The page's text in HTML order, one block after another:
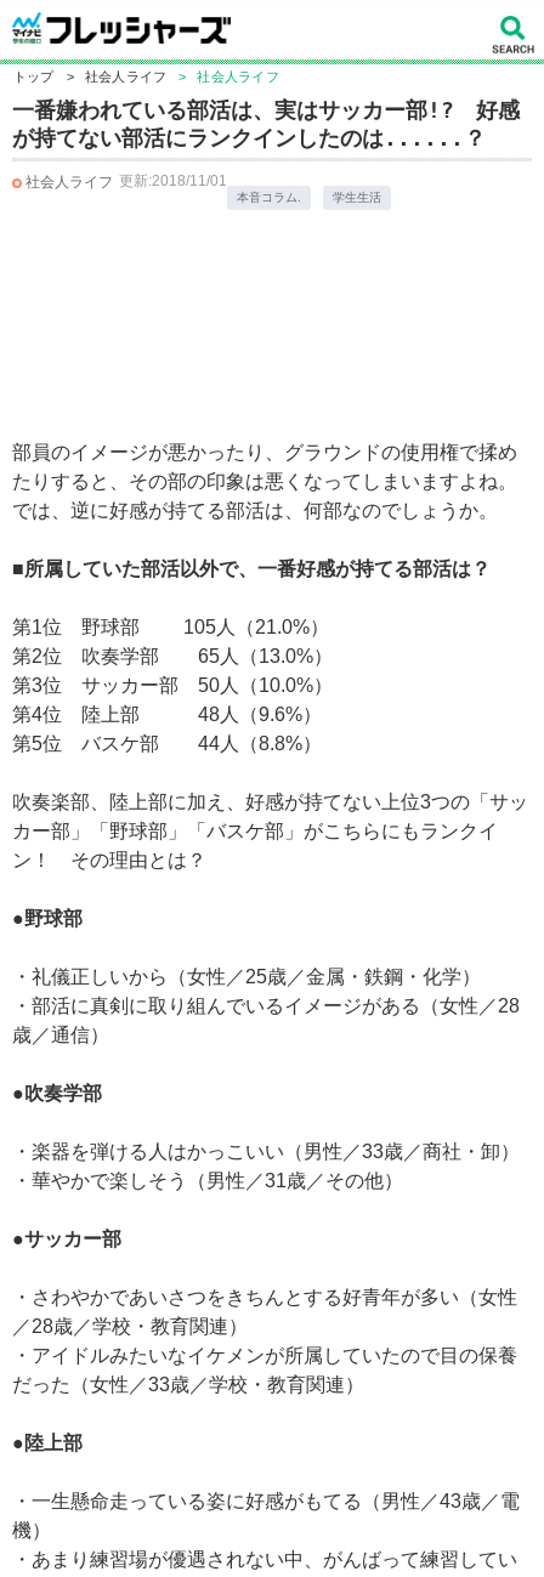
トップ > 社会人ライフ > 社会人ライフ
一番嫌われている部活は、実はサッカー部!? 好感
が持てない部活にランクインしたのは......？
社会人ライフ 更新:2018/11/01
本音コラム. 学生生活
部員のイメージが悪かったり、グラウンドの使用権で揉め
たりすると、その部の印象は悪くなってしまいますよね。
では、逆に好感が持てる部活は、何部なのでしょうか。
■所属していた部活以外で、一番好感が持てる部活は？
第1位 野球部 105人（21.0%）
第2位 吹奏学部 65人（13.0%）
第3位 サッカー部 50人（10.0%）
第4位 陸上部 48人（9.6%）
第5位 バスケ部 44人（8.8%）
吹奏楽部、陸上部に加え、好感が持てない上位3つの「サッ
カー部」「野球部」「バスケ部」がこちらにもランクイ
ン！ その理由とは？
●野球部
・礼儀正しいから（女性／25歳／金属・鉄鋼・化学）
・部活に真剣に取り組んでいるイメージがある（女性／28
歳／通信）
●吹奏学部
・楽器を弾ける人はかっこいい（男性／33歳／商社・卸）
・華やかで楽しそう（男性／31歳／その他）
●サッカー部
・さわやかであいさつをきちんとする好青年が多い（女性
／28歳／学校・教育関連）
・アイドルみたいなイケメンが所属していたので目の保養
だった（女性／33歳／学校・教育関連）
●陸上部
・一生懸命走っている姿に好感がもてる（男性／43歳／電
機）
・あまり練習場が優遇されない中、がんばって練習してい